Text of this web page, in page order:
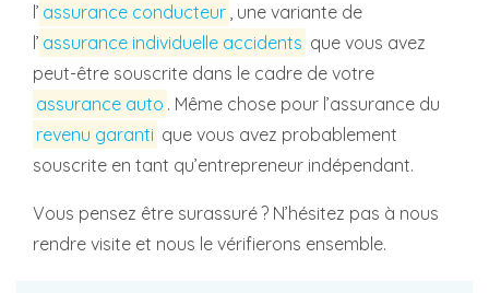
l’ assurance conducteur , une variante de
l’ assurance individuelle accidents que vous avez
peut-être souscrite dans le cadre de votre
assurance auto . Même chose pour l’assurance du
revenu garanti que vous avez probablement
souscrite en tant qu’entrepreneur indépendant.
Vous pensez être surassuré ? N’hésitez pas à nous
rendre visite et nous le vérifierons ensemble.